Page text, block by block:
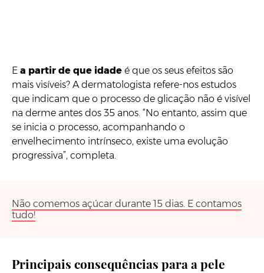
E a partir de que idade é que os seus efeitos são
mais visíveis? A dermatologista refere-nos estudos
que indicam que o processo de glicação não é visível
na derme antes dos 35 anos. “No entanto, assim que
se inicia o processo, acompanhando o
envelhecimento intrínseco, existe uma evolução
progressiva”, completa.
Não comemos açúcar durante 15 dias. E contamos
tudo!
Principais consequências para a pele